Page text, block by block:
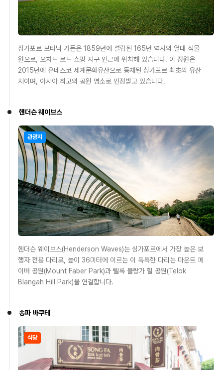
싱가포르 보타닉 가든은 1859년에 설립된 165년 역사의 열대 식물
원으로, 오차드 로드 쇼핑 지구 인근에 위치해 있습니다. 이 정원은
2015년에 유네스코 세계문화유산으로 등재된 싱가포르 최초의 유산
지이며, 아시아 최고의 공원 명소로 인정받고 있습니다.
헨더슨 웨이브스
관광지
헨더슨 웨이브스(Henderson Waves)는 싱가포르에서 가장 높은 보
행자 전용 다리로, 높이 36미터에 이르는 이 독특한 다리는 마운트 페
이버 공원(Mount Faber Park)과 텔록 블랑가 힐 공원(Telok
Blangah Hill Park)을 연결합니다​.
송파 바쿠테
식당